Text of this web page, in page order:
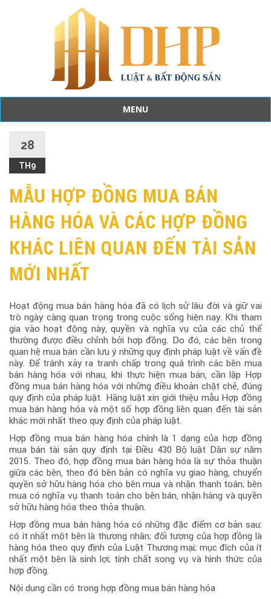
MENU
content
28
TH9
MẪU HỢP ĐỒNG MUA BÁN
HÀNG HÓA VÀ CÁC HỢP ĐỒNG
KHÁC LIÊN QUAN ĐẾN TÀI SẢN
MỚI NHẤT
Hoạt động mua bán hàng hóa đã có lịch sử lâu đời và giữ vai
trò ngày càng quan trọng trong cuộc sống hiện nay. Khi tham
gia vào hoạt động này, quyền và nghĩa vụ của các chủ thể
thường được điều chỉnh bởi hợp đồng. Do đó, các bên trong
quan hệ mua bán cần lưu ý những quy định pháp luật về vấn đề
này. Để tránh xảy ra tranh chấp trong quá trình các bên mua
bán hàng hóa với nhau, khi thực hiện mua bán, cần lập Hợp
đồng mua bán hàng hóa với những điều khoản chặt chẽ, đúng
quy định của pháp luật. Hãng luật xin giới thiệu mẫu Hợp đồng
mua bán hàng hóa và một số hợp đồng liên quan đến tài sản
khác mới nhất theo quy định của pháp luật.
Hợp đồng mua bán hàng hóa chính là 1 dạng của hợp đồng
mua bán tài sản quy định tại Điều 430 Bộ luật Dân sự năm
2015. Theo đó, hợp đồng mua bán hàng hóa là sự thỏa thuận
giữa các bên, theo đó bên bản có nghĩa vụ giao hàng, chuyển
quyền sở hữu hàng hóa cho bên mua và nhận thanh toán; bên
mua có nghĩa vụ thanh toán cho bên bán, nhận hàng và quyền
sở hữu hàng hóa theo thỏa thuận.
Hợp đồng mua bán hàng hóa có những đặc điểm cơ bản sau:
có ít nhất một bên là thương nhân; đối tượng của hợp đồng là
hàng hóa theo quy định của Luật Thương mại; mục đích của ít
nhất một bên là sinh lợi; tính chất song vụ và hình thức của
hợp đồng.
Nội dung cần có trong hợp đồng mua bán hàng hóa